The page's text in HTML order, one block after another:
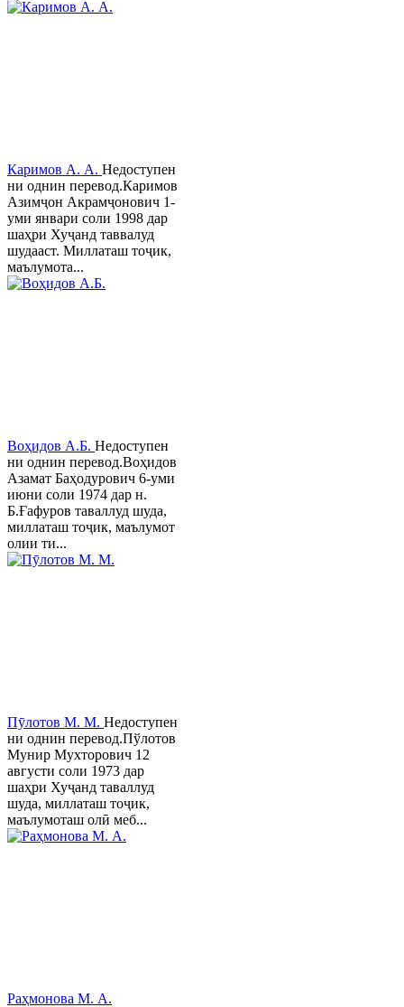
Каримов А. А. Недоступен
ни однин перевод.Каримов
Азимҷон Акрамҷонович 1-
уми январи соли 1998 дар
шаҳри Хуҷанд таввалуд
шудааст. Миллаташ тоҷик,
маълумота...
Воҳидов А.Б. Недоступен
ни однин перевод.Воҳидов
Азамат Баҳодурович 6-уми
июни соли 1974 дар н.
Б.Ғафуров таваллуд шуда,
миллаташ тоҷик, маълумот
олии ти...
Пӯлотов М. М. Недоступен
ни однин перевод.Пўлотов
Мунир Мухторович 12
августи соли 1973 дар
шаҳри Хуҷанд таваллуд
шуда, миллаташ тоҷик,
маълумоташ олӣ меб...
Раҳмонова М. А.